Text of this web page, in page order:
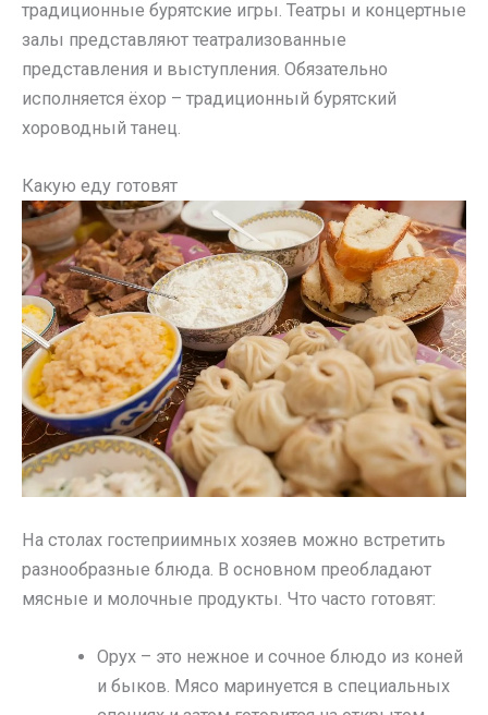
традиционные бурятские игры. Театры и концертные
залы представляют театрализованные
представления и выступления. Обязательно
исполняется ёхор – традиционный бурятский
хороводный танец.
Какую еду готовят
На столах гостеприимных хозяев можно встретить
разнообразные блюда. В основном преобладают
мясные и молочные продукты. Что часто готовят:
Орух – это нежное и сочное блюдо из коней
и быков. Мясо маринуется в специальных